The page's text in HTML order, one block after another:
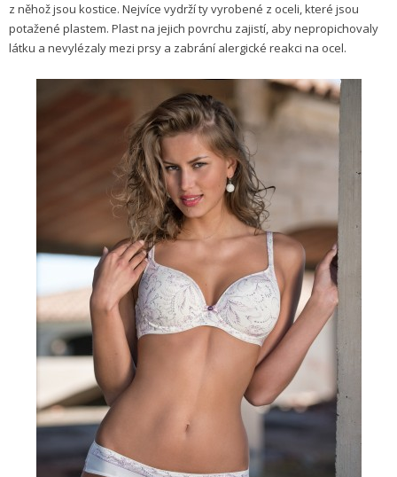
z něhož jsou kostice. Nejvíce vydrží ty vyrobené z oceli, které jsou
potažené plastem. Plast na jejich povrchu zajistí, aby nepropichovaly
látku a nevylézaly mezi prsy a zabrání alergické reakci na ocel.